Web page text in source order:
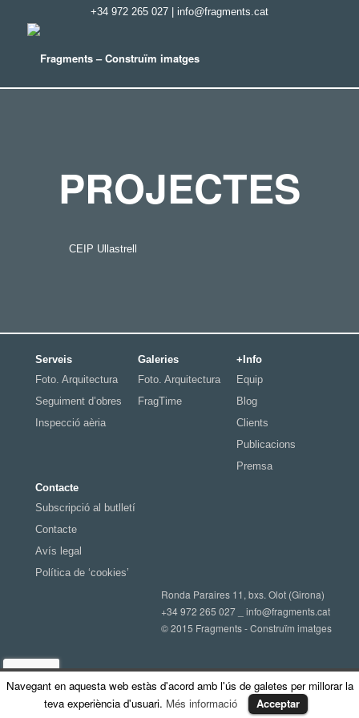
+34 972 265 027| info@fragments.cat
PROJECTES
CEIP Ullastrell
Serveis
Foto. Arquitectura
Seguiment d’obres
Inspecció aèria
Galeries
Foto. Arquitectura
FragTime
+Info
Equip
Blog
Clients
Publicacions
Premsa
Contacte
Subscripció al butlletí
Contacte
Avís legal
Política de ‘cookies’
Ronda Paraires 11, bxs. Olot (Girona)
+34 972 265 027 _info@fragments.cat
© 2015 Fragments - Construïm imatges
Navegant en aquesta web estàs d'acord amb l'ús de galetes per millorar la
teva experiència d'usuari. Més informació Acceptar